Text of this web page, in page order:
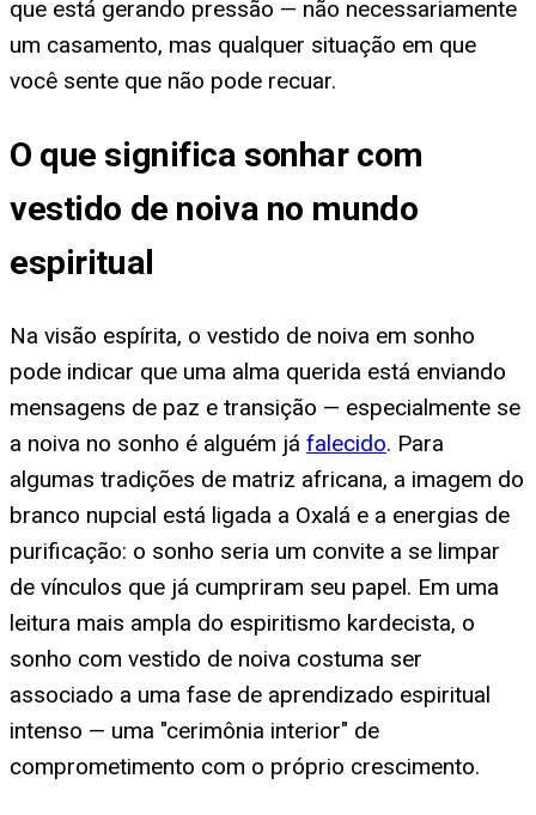
que está gerando pressão — não necessariamente
um casamento, mas qualquer situação em que
você sente que não pode recuar.
O que significa sonhar com
vestido de noiva no mundo
espiritual
Na visão espírita, o vestido de noiva em sonho
pode indicar que uma alma querida está enviando
mensagens de paz e transição — especialmente se
a noiva no sonho é alguém já falecido. Para
algumas tradições de matriz africana, a imagem do
branco nupcial está ligada a Oxalá e a energias de
purificação: o sonho seria um convite a se limpar
de vínculos que já cumpriram seu papel. Em uma
leitura mais ampla do espiritismo kardecista, o
sonho com vestido de noiva costuma ser
associado a uma fase de aprendizado espiritual
intenso — uma "cerimônia interior" de
comprometimento com o próprio crescimento.